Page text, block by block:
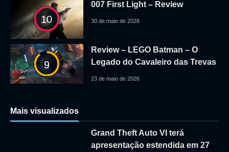
10
007 First Light – Review
30 de maio de 2026
9
Review – LEGO Batman – O
Legado do Cavaleiro das Trevas
23 de maio de 2026
Mais visualizados
Grand Theft Auto VI terá
apresentação estendida em 27